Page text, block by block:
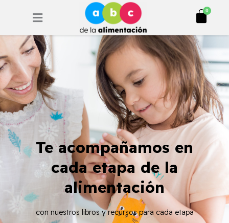
0
Cart
Te acompañamos en
cada etapa de la
alimentación
con nuestros libros y recursos para cada etapa